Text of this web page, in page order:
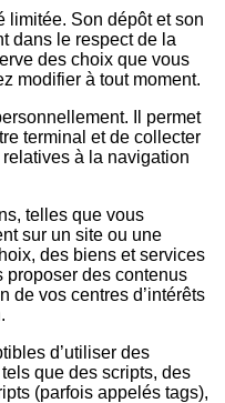
limitée. Son dépôt et son
dans le respect de la
des choix que vous
modifier à tout moment.
Il permet
terminal et de collecter
à la navigation
telles que vous
sur un site ou une
des biens et services
proposer des contenus
de vos centres d’intérêts
d’utiliser des
que des scripts, des
(parfois appelés tags),